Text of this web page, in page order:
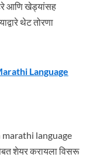
आणि खेड्यांसह
थेट तोरणा
Language
marathi language
शेयर करायला विसरू